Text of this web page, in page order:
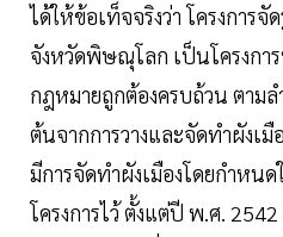
ได้ให้ข้อเท็จจริงว่า โครงกา
จังหวัดพิษณุโลก เป็นโครงกา
กฎหมายถูกต้องครบถ้วน ตามล
ต้นจากการวางและจัดทำผังเ
มีการจัดทำผังเมืองโดยกำหน
โครงการไว้ ตั้งแต่ปี พ.ศ.